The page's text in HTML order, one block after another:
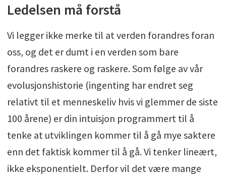
Ledelsen må forstå
Vi legger ikke merke til at verden forandres foran
oss, og det er dumt i en verden som bare
forandres raskere og raskere. Som følge av vår
evolusjonshistorie (ingenting har endret seg
relativt til et menneskeliv hvis vi glemmer de siste
100 årene) er din intuisjon programmert til å
tenke at utviklingen kommer til å gå mye saktere
enn det faktisk kommer til å gå. Vi tenker lineært,
ikke eksponentielt. Derfor vil det være mange